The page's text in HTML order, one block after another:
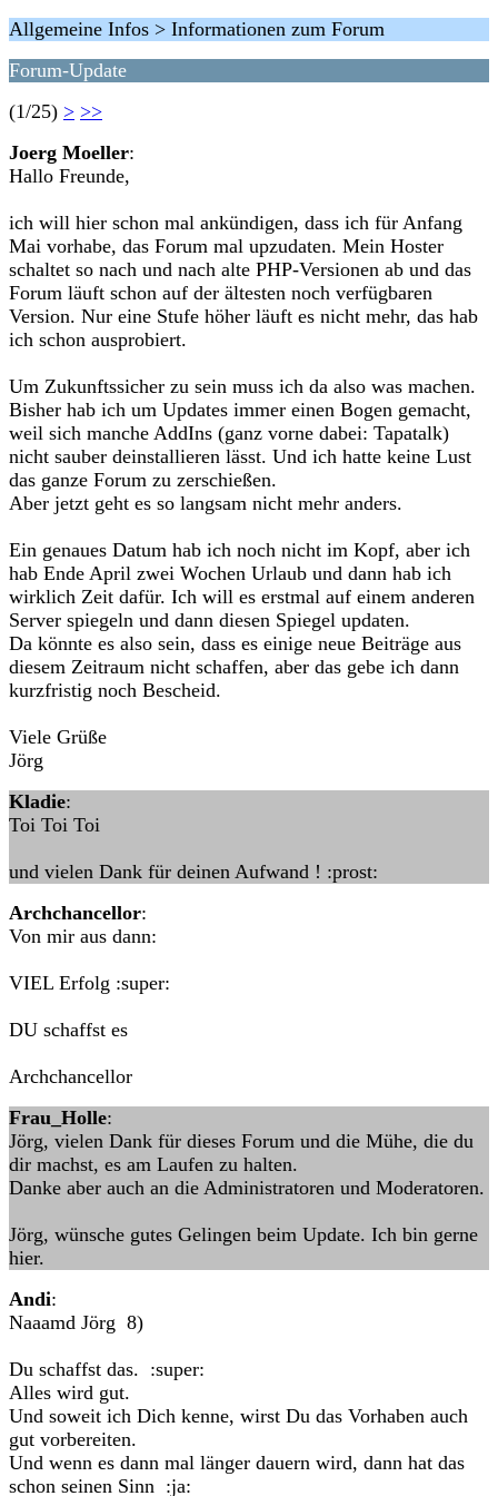
Allgemeine Infos > Informationen zum Forum
Forum-Update
(1/25) > >>
Joerg Moeller:
Hallo Freunde,
ich will hier schon mal ankündigen, dass ich für Anfang
Mai vorhabe, das Forum mal upzudaten. Mein Hoster
schaltet so nach und nach alte PHP-Versionen ab und das
Forum läuft schon auf der ältesten noch verfügbaren
Version. Nur eine Stufe höher läuft es nicht mehr, das hab
ich schon ausprobiert.
Um Zukunftssicher zu sein muss ich da also was machen.
Bisher hab ich um Updates immer einen Bogen gemacht,
weil sich manche AddIns (ganz vorne dabei: Tapatalk)
nicht sauber deinstallieren lässt. Und ich hatte keine Lust
das ganze Forum zu zerschießen.
Aber jetzt geht es so langsam nicht mehr anders.
Ein genaues Datum hab ich noch nicht im Kopf, aber ich
hab Ende April zwei Wochen Urlaub und dann hab ich
wirklich Zeit dafür. Ich will es erstmal auf einem anderen
Server spiegeln und dann diesen Spiegel updaten.
Da könnte es also sein, dass es einige neue Beiträge aus
diesem Zeitraum nicht schaffen, aber das gebe ich dann
kurzfristig noch Bescheid.
Viele Grüße
Jörg
Kladie:
Toi Toi Toi
und vielen Dank für deinen Aufwand ! :prost:
Archchancellor:
Von mir aus dann:
VIEL Erfolg :super:
DU schaffst es
Archchancellor
Frau_Holle:
Jörg, vielen Dank für dieses Forum und die Mühe, die du
dir machst, es am Laufen zu halten.
Danke aber auch an die Administratoren und Moderatoren.
Jörg, wünsche gutes Gelingen beim Update. Ich bin gerne
hier.
Andi:
Naaamd Jörg 8)
Du schaffst das. :super:
Alles wird gut.
Und soweit ich Dich kenne, wirst Du das Vorhaben auch
gut vorbereiten.
Und wenn es dann mal länger dauern wird, dann hat das
schon seinen Sinn :ja: